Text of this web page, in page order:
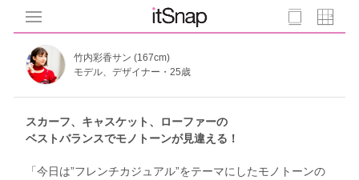
竹内彩香サン (167cm)
モデル、デザイナー・25歳
スカーフ、キャスケット、ローファーの
ベストバランスでモノトーンが見違える！
「今日は”フレンチカジュアル”をテーマにしたモノトーンの